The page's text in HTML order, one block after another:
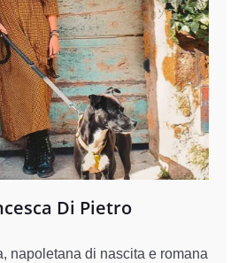
Di Pietro
napoletana di nascita e romana